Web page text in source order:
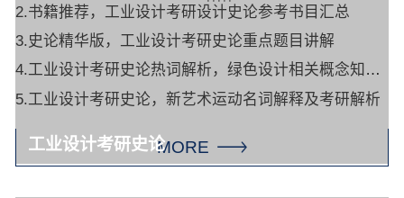
工业设计考研史论
2.书籍推荐，工业设计考研设计史论参考书目汇总
3.史论精华版，工业设计考研史论重点题目讲解
4.工业设计考研史论热词解析，绿色设计相关概念知识讲解
5.工业设计考研史论，新艺术运动名词解释及考研解析
MORE